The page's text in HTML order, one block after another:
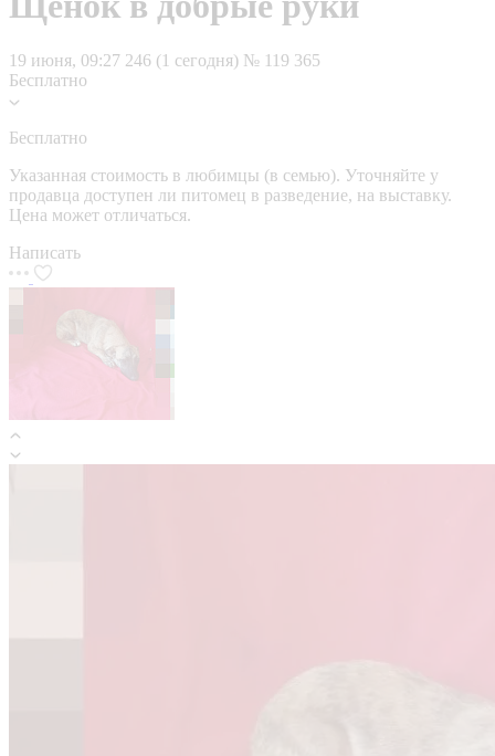
19 июня, 09:27 246 (1 сегодня) № 119 365
Бесплатно
Бесплатно
Указанная стоимость в любимцы (в семью). Уточняйте у
продавца доступен ли питомец в разведение, на выставку.
Цена может отличаться.
Написать